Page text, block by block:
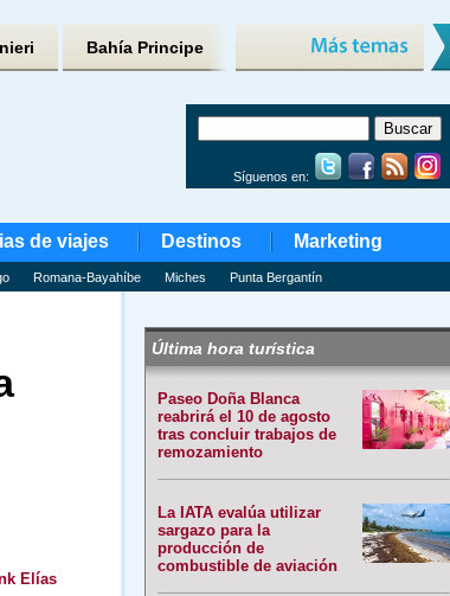
Bahía Principe
Síguenos en:
de viajes Destinos Marketing
Romana-Bayahíbe Miches Punta Bergantín
Elías
Última hora turística
Paseo Doña Blanca
reabrirá el 10 de agosto
tras concluir trabajos de
remozamiento
La IATA evalúa utilizar
sargazo para la
producción de
combustible de aviación